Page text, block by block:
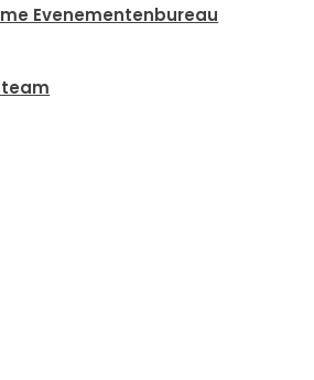
Evenementenbureau